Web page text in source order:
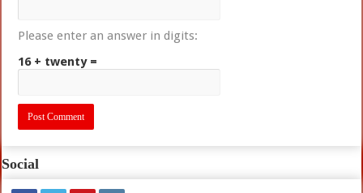
Please enter an answer in digits:
16 + twenty =
Social